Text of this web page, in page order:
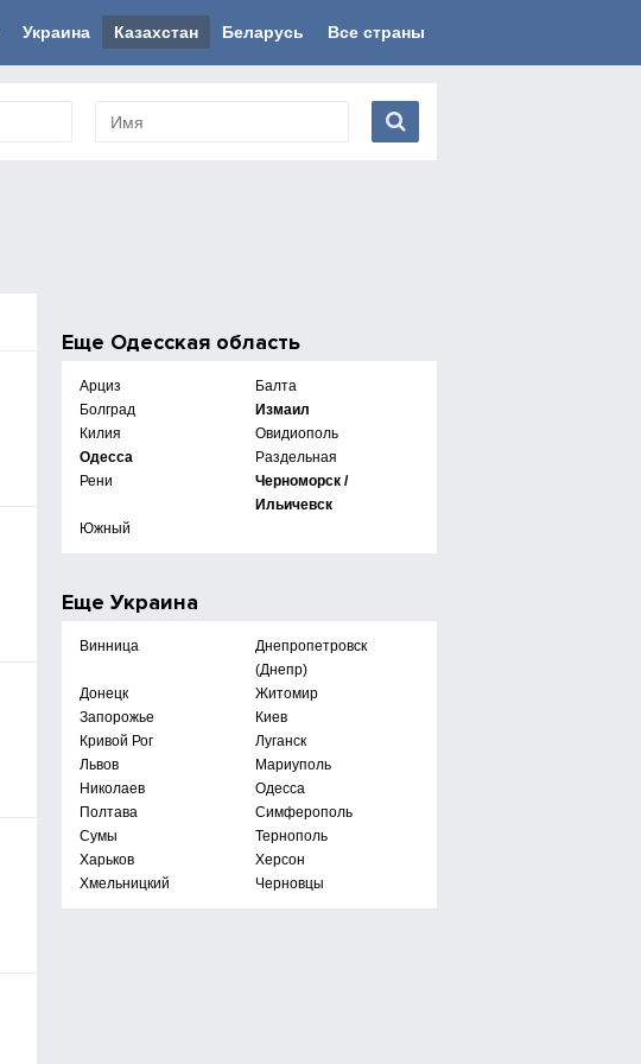
Украина Казахстан Беларусь Все страны
Еще Одесская область
Арциз
Балта
Болград
Измаил
Килия
Овидиополь
Одесса
Раздельная
Рени
Черноморск /
Ильичевск
Южный
Еще Украина
Винница
Днепропетровск
(Днепр)
Донецк
Житомир
Запорожье
Киев
Кривой Рог
Луганск
Львов
Мариуполь
Николаев
Одесса
Полтава
Симферополь
Сумы
Тернополь
Харьков
Херсон
Хмельницкий
Черновцы